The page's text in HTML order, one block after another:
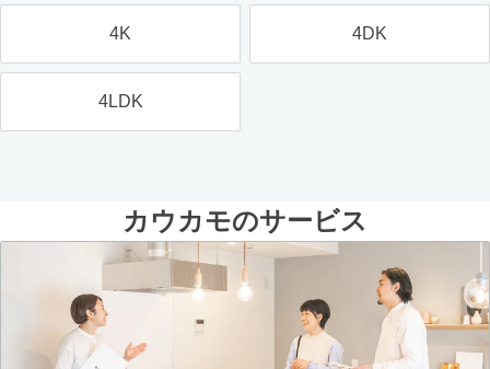
4K 4DK
4LDK
カウカモのサービス